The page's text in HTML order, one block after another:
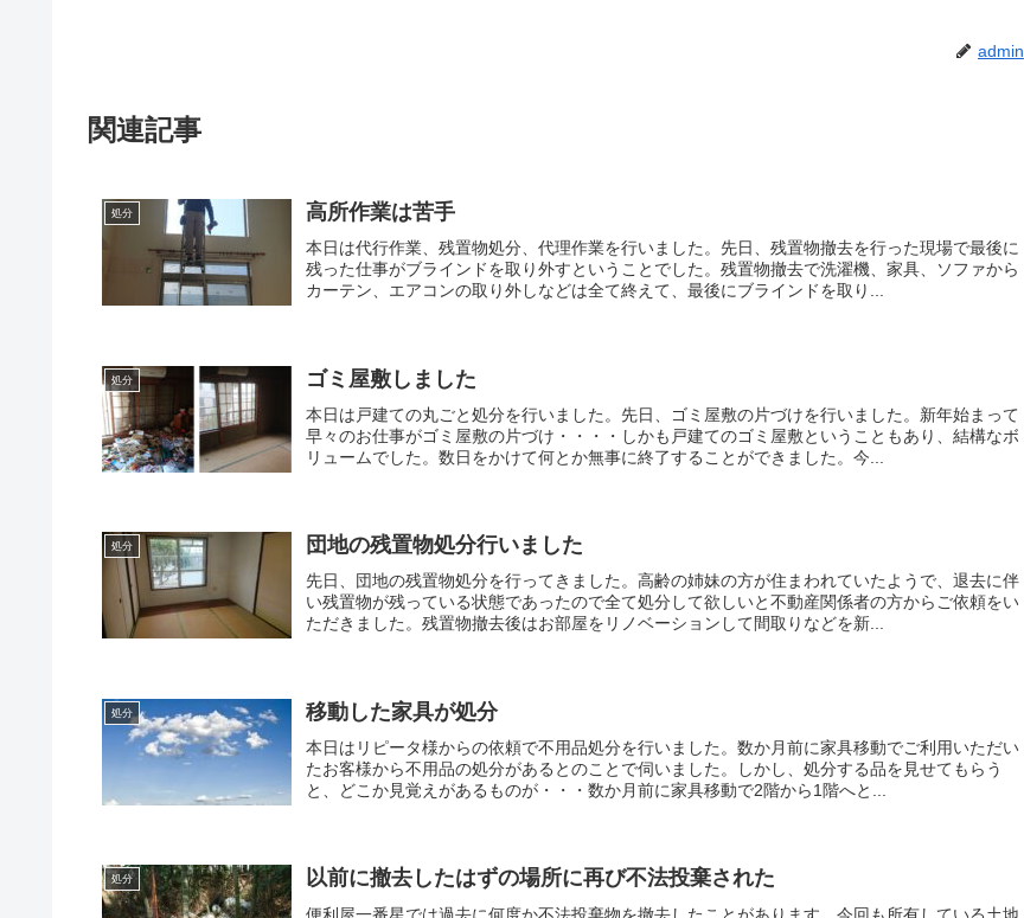
admin
関連記事
処分 高所作業は苦手
本日は代行作業、残置物処分、代理作業を行いました。先日、残置物撤去を行った現場で最後に
残った仕事がブラインドを取り外すということでした。残置物撤去で洗濯機、家具、ソファから
カーテン、エアコンの取り外しなどは全て終えて、最後にブラインドを取り...
処分 ゴミ屋敷しました
本日は戸建ての丸ごと処分を行いました。先日、ゴミ屋敷の片づけを行いました。新年始まって
早々のお仕事がゴミ屋敷の片づけ・・・・しかも戸建てのゴミ屋敷ということもあり、結構なボ
リュームでした。数日をかけて何とか無事に終了することができました。今...
処分 団地の残置物処分行いました
先日、団地の残置物処分を行ってきました。高齢の姉妹の方が住まわれていたようで、退去に伴
い残置物が残っている状態であったので全て処分して欲しいと不動産関係者の方からご依頼をい
ただきました。残置物撤去後はお部屋をリノベーションして間取りなどを新...
処分 移動した家具が処分
本日はリピータ様からの依頼で不用品処分を行いました。数か月前に家具移動でご利用いただい
たお客様から不用品の処分があるとのことで伺いました。しかし、処分する品を見せてもらう
と、どこか見覚えがあるものが・・・数か月前に家具移動で2階から1階へと...
処分 以前に撤去したはずの場所に再び不法投棄された
便利屋一番星では過去に何度か不法投棄物を撤去したことがあります。今回も所有している土地